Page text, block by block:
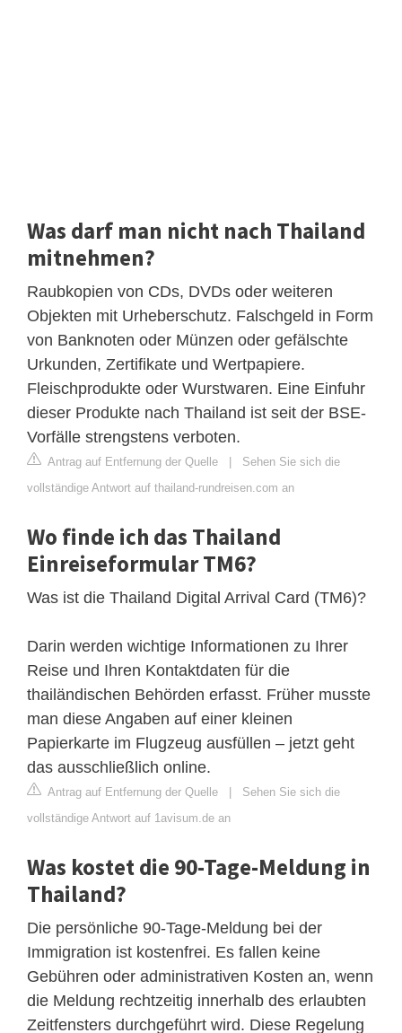
Was darf man nicht nach Thailand
mitnehmen?
Raubkopien von CDs, DVDs oder weiteren
Objekten mit Urheberschutz. Falschgeld in Form
von Banknoten oder Münzen oder gefälschte
Urkunden, Zertifikate und Wertpapiere.
Fleischprodukte oder Wurstwaren. Eine Einfuhr
dieser Produkte nach Thailand ist seit der BSE-
Vorfälle strengstens verboten.
Antrag auf Entfernung der Quelle | Sehen Sie sich die
vollständige Antwort auf thailand-rundreisen.com an
Wo finde ich das Thailand
Einreiseformular TM6?
Was ist die Thailand Digital Arrival Card (TM6)?
Darin werden wichtige Informationen zu Ihrer
Reise und Ihren Kontaktdaten für die
thailändischen Behörden erfasst. Früher musste
man diese Angaben auf einer kleinen
Papierkarte im Flugzeug ausfüllen – jetzt geht
das ausschließlich online.
Antrag auf Entfernung der Quelle | Sehen Sie sich die
vollständige Antwort auf 1avisum.de an
Was kostet die 90-Tage-Meldung in
Thailand?
Die persönliche 90-Tage-Meldung bei der
Immigration ist kostenfrei. Es fallen keine
Gebühren oder administrativen Kosten an, wenn
die Meldung rechtzeitig innerhalb des erlaubten
Zeitfensters durchgeführt wird. Diese Regelung